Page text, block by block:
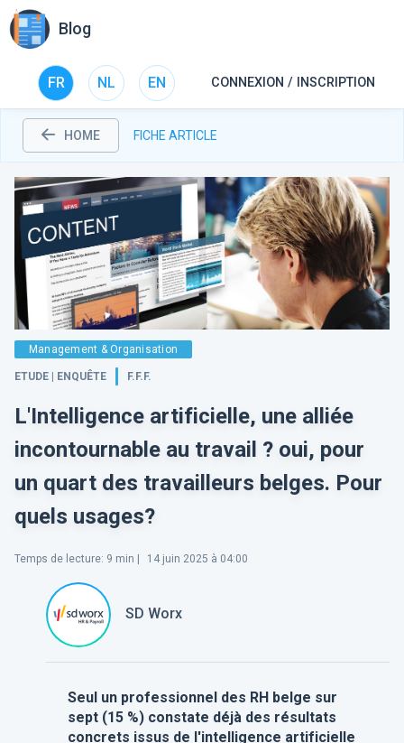
Blog
FR NL EN CONNEXION / INSCRIPTION
HOME FICHE ARTICLE
Management & Organisation
ETUDE | ENQUÊTE F.F.F.
L'Intelligence artificielle, une alliée
incontournable au travail ? oui, pour
un quart des travailleurs belges. Pour
quels usages?
Temps de lecture: 9 min | 14 juin 2025 à 04:00
SD Worx
Seul un professionnel des RH belge sur
sept (15 %) constate déjà des résultats
concrets issus de l'intelligence artificielle